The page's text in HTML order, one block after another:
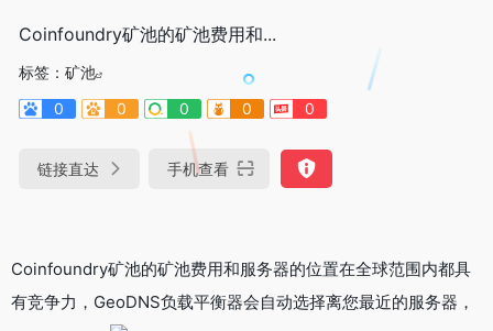
Coinfoundry矿池的矿池费用和...
标签： 矿池
0
0 0 0 0
链接直达 手机查看
Coinfoundry矿池的矿池费用和服务器的位置在全球范围内都具
有竞争力，GeoDNS负载平衡器会自动选择离您最近的服务器，